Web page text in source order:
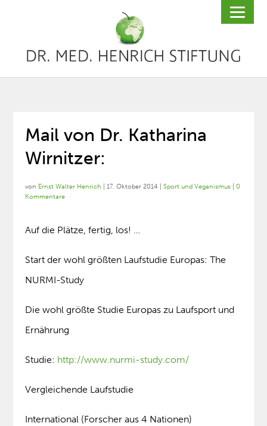
Mail von Dr. Katharina
Wirnitzer:
von Ernst Walter Henrich |17. Oktober 2014 |Sport und Veganismus |0
Kommentare
Auf die Plätze, fertig, los! …
Start der wohl größten Laufstudie Europas: The
NURMI-Study
Die wohl größte Studie Europas zu Laufsport und
Ernährung
Studie: http://www.nurmi-study.com/
Vergleichende Laufstudie
International (Forscher aus 4 Nationen)